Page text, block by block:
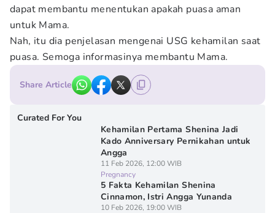
dapat membantu menentukan apakah puasa aman
untuk Mama.
Nah, itu dia penjelasan mengenai USG kehamilan saat
puasa. Semoga informasinya membantu Mama.
Share Article
Curated For You
Kehamilan Pertama Shenina Jadi
Kado Anniversary Pernikahan untuk
Angga
11 Feb 2026, 12:00 WIB
Pregnancy
5 Fakta Kehamilan Shenina
Cinnamon, Istri Angga Yunanda
10 Feb 2026, 19:00 WIB